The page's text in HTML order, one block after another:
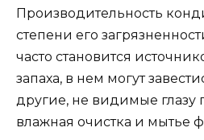
Производительность
степени его
часто становится
запаха, в нем могут
другие, не видимые глазу
влажная очистка и мытье